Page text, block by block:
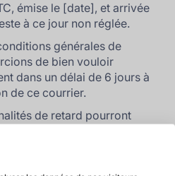
émise le [date], et arrivée
à ce jour non réglée.
générales de
de bien vouloir
dans un délai de 6 jours à
de ce courrier.
de retard pourront
du Code de commerce.